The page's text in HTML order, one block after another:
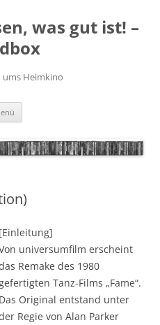
was gut ist! –
ums Heimkino
[Einleitung]
universumfilm erscheint
Remake des 1980
Tanz-Films „Fame“.
Das Original entstand unter
Regie von Alan Parker